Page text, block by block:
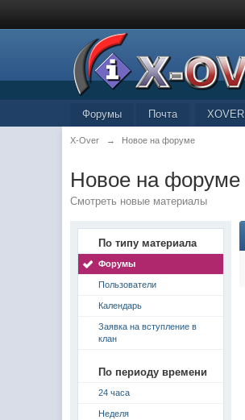
Почта XOVER
Форумы
X-Over → Новое на форуме
Новое на форуме
Смотреть новые материалы
По типу материала
Форумы
Пользователи
Календарь
Заявка на вступление в
клан
По периоду времени
24 часа
Неделя